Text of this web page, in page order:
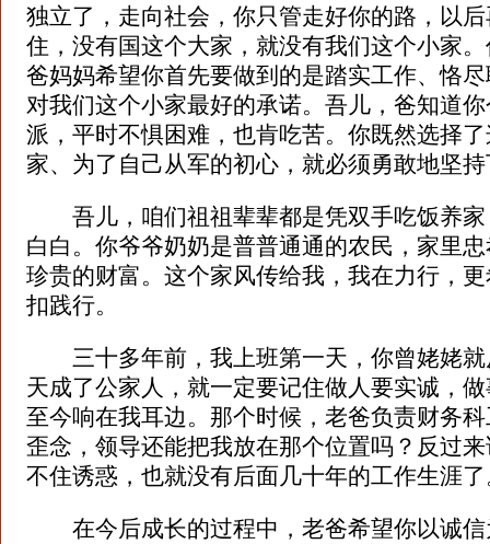
独立了，走向社会，你只管走好你的路，以
住，没有国这个大家，就没有我们这个小家
爸妈妈希望你首先要做到的是踏实工作、恪
对我们这个小家最好的承诺。吾儿，爸知道
派，平时不惧困难，也肯吃苦。你既然选择
家、为了自己从军的初心，就必须勇敢地坚
吾儿，咱们祖祖辈辈都是凭双手吃饭养家
白白。你爷爷奶奶是普普通通的农民，家里
珍贵的财富。这个家风传给我，我在力行，
扣践行。
三十多年前，我上班第一天，你曾姥姥就
天成了公家人，就一定要记住做人要实诚，
至今响在我耳边。那个时候，老爸负责财务
歪念，领导还能把我放在那个位置吗？反过
不住诱惑，也就没有后面几十年的工作生涯
在今后成长的过程中，老爸希望你以诚信